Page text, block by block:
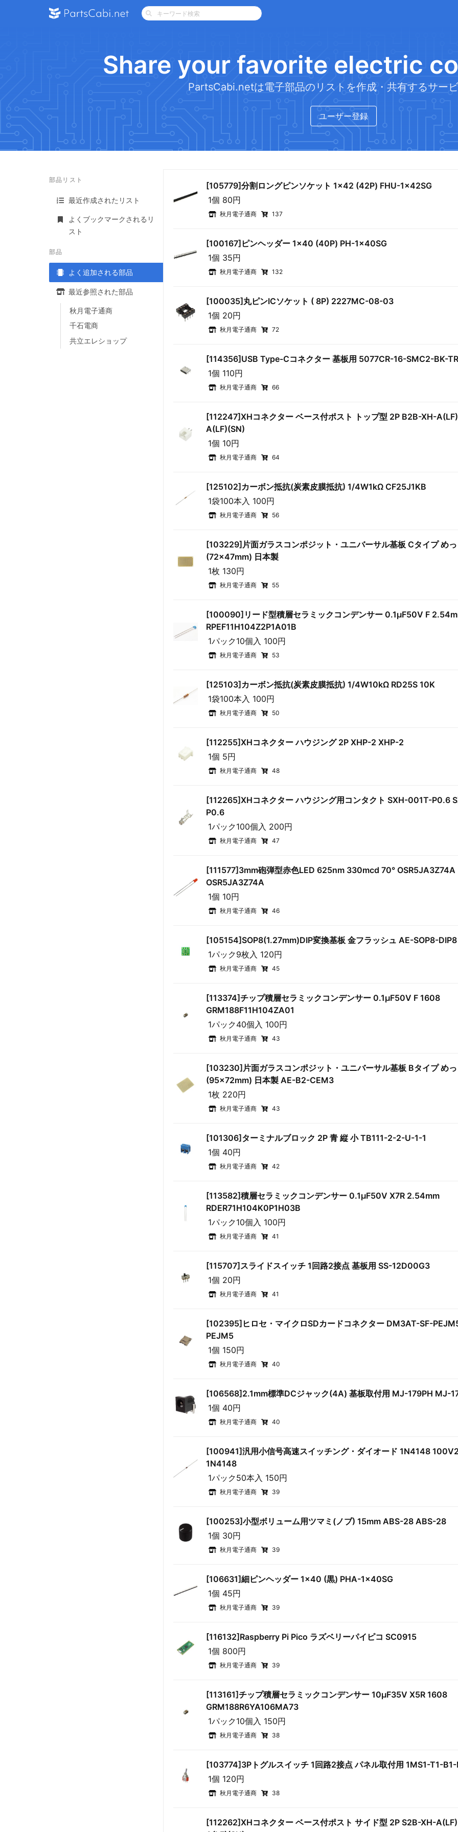
Share your favorite electric
PartsCabi.netは電子部品のリストを作成・共有するサービ
ユーザー登録
部品リスト
最近作成されたリスト
よくブックマークされるリ
スト
部品
よく追加される部品
最近参照された部品
秋月電子通商
千石電商
共立エレショップ
[105779]分割ロングピンソケット 1×42 (42P) FHU-1x42SG
1個 80円
秋月電子通商 137
[100167]ピンヘッダー 1×40 (40P) PH-1x40SG
1個 35円
秋月電子通商 132
[100035]丸ピンICソケット ( 8P) 2227MC-08-03
1個 20円
秋月電子通商 72
[114356]USB Type-Cコネクター 基板用 5077CR-16-SMC2-BK-TR
1個 110円
秋月電子通商 66
[112247]XHコネクター ベース付ポスト トップ型 2P B2B-XH-
A(LF)(SN)
1個 10円
秋月電子通商 64
[125102]カーボン抵抗(炭素皮膜抵抗) 1/4W1kΩ CF25J1KB
1袋100本入 100円
秋月電子通商 56
[103229]片面ガラスコンポジット・ユニバーサル基板 Cタイプ め
(72×47mm) 日本製
1枚 130円
秋月電子通商 55
[100090]リード型積層セラミックコンデンサー 0.1μF50V F
RPEF11H104Z2P1A01B
1パック10個入 100円
秋月電子通商 53
[125103]カーボン抵抗(炭素皮膜抵抗) 1/4W10kΩ RD25S 10K
1袋100本入 100円
秋月電子通商 50
[112255]XHコネクター ハウジング 2P XHP-2 XHP-2
1個 5円
秋月電子通商 48
[112265]XHコネクター ハウジング用コンタクト SXH-001T-P0.6
P0.6
1パック100個入 200円
秋月電子通商 47
[111577]3mm砲弾型赤色LED 625nm 330mcd 70° OSR5JA3Z74A
OSR5JA3Z74A
1個 10円
秋月電子通商 46
[105154]SOP8(1.27mm)DIP変換基板 金フラッシュ AE-SOP8-DIP8
1パック9枚入 120円
秋月電子通商 45
[113374]チップ積層セラミックコンデンサー 0.1μF50V F 1608
GRM188F11H104ZA01
1パック40個入 100円
秋月電子通商 43
[103230]片面ガラスコンポジット・ユニバーサル基板 Bタイプ め
(95×72mm) 日本製 AE-B2-CEM3
1枚 220円
秋月電子通商 43
[101306]ターミナルブロック 2P 青 縦 小 TB111-2-2-U-1-1
1個 40円
秋月電子通商 42
[113582]積層セラミックコンデンサー 0.1μF50V X7R 2.54mm
RDER71H104K0P1H03B
1パック10個入 100円
秋月電子通商 41
[115707]スライドスイッチ 1回路2接点 基板用 SS-12D00G3
1個 20円
秋月電子通商 41
[102395]ヒロセ・マイクロSDカードコネクター DM3AT-SF-
PEJM5
1個 150円
秋月電子通商 40
[106568]2.1mm標準DCジャック(4A) 基板取付用 MJ-179PH MJ-
1個 40円
秋月電子通商 40
[100941]汎用小信号高速スイッチング・ダイオード 1N4148
1N4148
1パック50本入 150円
秋月電子通商 39
[100253]小型ボリューム用ツマミ(ノブ) 15mm ABS-28 ABS-28
1個 30円
秋月電子通商 39
[106631]細ピンヘッダー 1×40 (黒) PHA-1x40SG
1個 45円
秋月電子通商 39
[116132]Raspberry Pi Pico ラズベリーパイピコ SC0915
1個 800円
秋月電子通商 39
[113161]チップ積層セラミックコンデンサー 10μF35V X5R 1608
GRM188R6YA106MA73
1パック10個入 150円
秋月電子通商 38
[103774]3Pトグルスイッチ 1回路2接点 パネル取付用 1MS1-T1-
1個 120円
秋月電子通商 38
[112262]XHコネクター ベース付ポスト サイド型 2P S2B-XH-